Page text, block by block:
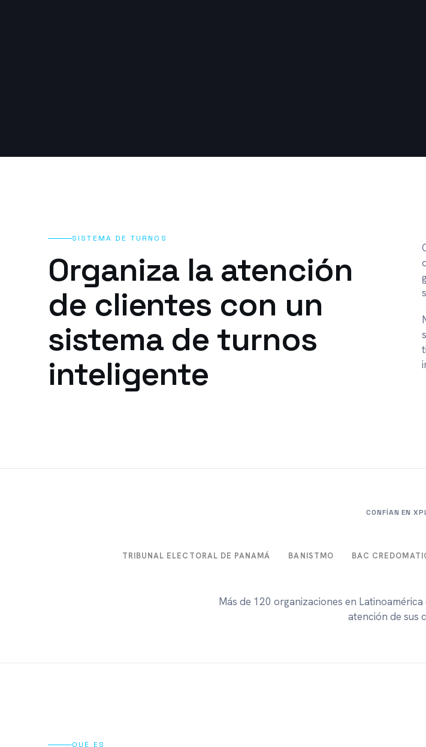
SISTEMA DE TURNOS
Organiza la atención
de clientes con un
sistema de turnos
inteligente
CONFÍAN EN
TRIBUNAL ELECTORAL DE PANAMÁ BANISTMO BAC
Más de 120 organizaciones en
atención de sus
QUÉ ES